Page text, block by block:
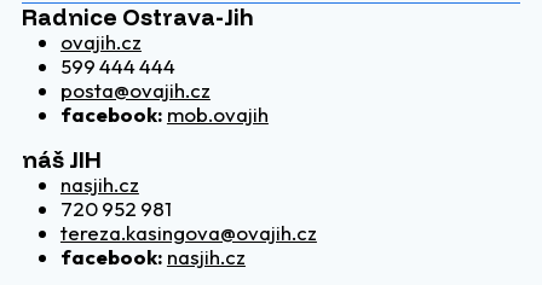
Radnice Ostrava-Jih
ovajih.cz
599 444 444
posta@ovajih.cz
facebook: mob.ovajih
náš JIH
nasjih.cz
720 952 981
tereza.kasingova@ovajih.cz
facebook: nasjih.cz